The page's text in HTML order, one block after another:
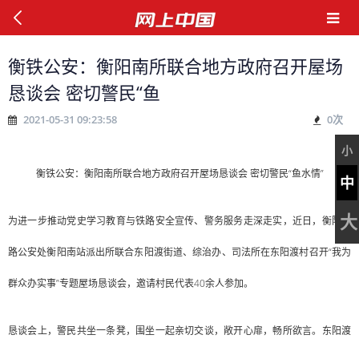
衡铁公安：衡阳南所联合地方政府召开屋场
恳谈会 密切警民“鱼
2021-05-31 09:23:58 0次
小
中
大
衡铁公安：衡阳南所联合地方政府召开屋场恳谈会 密切警民“鱼水情”
为进一步推动党史学习教育与铁路安全宣传、警务服务走深走实，近日，衡阳铁
路公安处衡阳南站派出所联合东阳渡街道、综治办、司法所在东阳渡村召开“我为
群众办实事”专题屋场恳谈会，邀请村民代表40余人参加。
恳谈会上，警民共坐一条凳，围坐一起亲切交谈，敞开心扉，畅所欲言。东阳渡